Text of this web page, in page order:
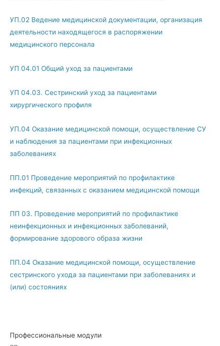
УП.02 Ведение медицинской документации, организация
деятельности находящегося в распоряжении
медицинского персонала
УП 04.01 Общий уход за пациентами
УП 04.03. Сестринский уход за пациентами
хирургического профиля
УП.04 Оказание медицинской помощи, осуществление СУ
и наблюдения за пациентами при инфекционных
заболеваниях
ПП.01 Проведение мероприятий по профилактике
инфекций, связанных с оказанием медицинской помощи
ПП 03. Проведение мероприятий по профилактике
неинфекционных и инфекционных заболеваний,
формирование здорового образа жизни
ПП.04 Оказание медицинской помощи, осуществление
сестринского ухода за пациентами при заболеваниях и
(или) состояниях
Профессиональные модули